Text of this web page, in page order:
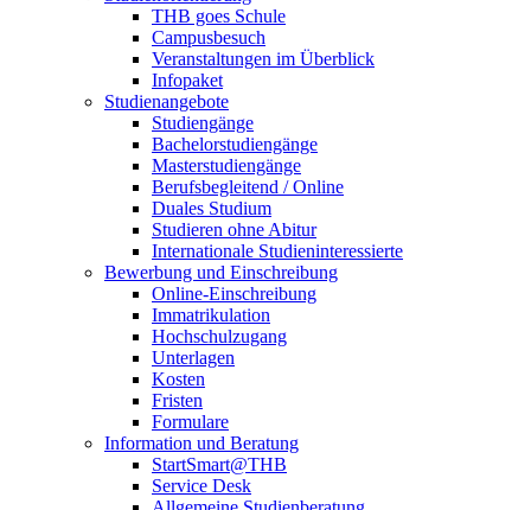
THB goes Schule
Campusbesuch
Veranstaltungen im Überblick
Infopaket
Studienangebote
Studiengänge
Bachelorstudiengänge
Masterstudiengänge
Berufsbegleitend / Online
Duales Studium
Studieren ohne Abitur
Internationale Studieninteressierte
Bewerbung und Einschreibung
Online-Einschreibung
Immatrikulation
Hochschulzugang
Unterlagen
Kosten
Fristen
Formulare
Information und Beratung
StartSmart@THB
Service Desk